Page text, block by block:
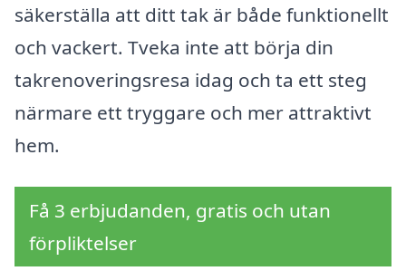
säkerställa att ditt tak är både funktionellt
och vackert. Tveka inte att börja din
takrenoveringsresa idag och ta ett steg
närmare ett tryggare och mer attraktivt
hem.
Få 3 erbjudanden, gratis och utan
förpliktelser